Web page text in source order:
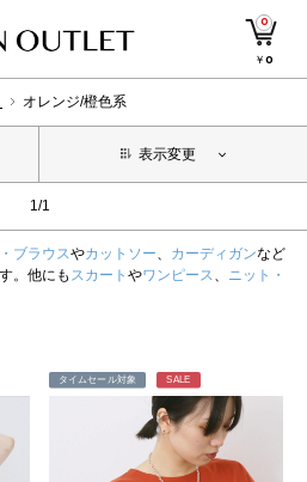
0
￥0
オレンジ/橙色系
表示変更
1/1
ブラウスやカットソー、 カーディガンなど
。他にも スカート やワンピース、 ニット・
タイムセール対象 SALE